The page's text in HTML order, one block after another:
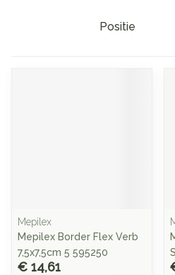
Sorteer op:
Mepilex
Mepilex Border Flex Verb
7,5x7,5cm 5 595250
€ 14,61